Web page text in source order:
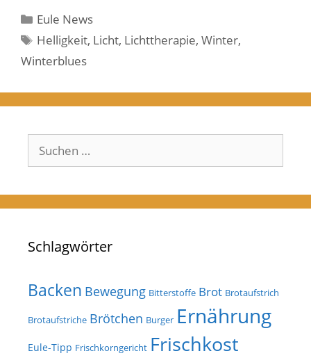
Kategorien
Eule News
Schlagwörter
Helligkeit, Licht, Lichttherapie,Winter,
Winterblues
Suchen
nach:
Schlagwörter
Backen Bewegung Bitterstoffe Brot Brotaufstrich
Brotaufstriche Brötchen Burger Ernährung
Eule-Tipp Frischkorngericht Frischkost